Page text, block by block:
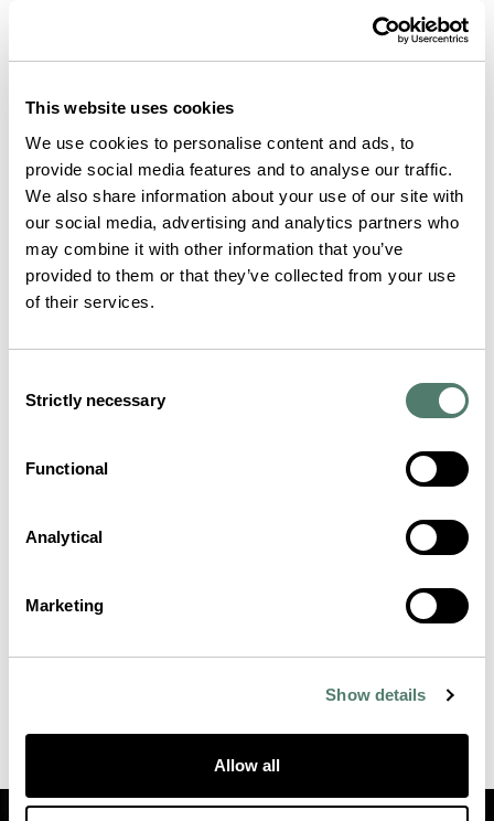
This website uses cookies
We use cookies to personalise content and ads, to
provide social media features and to analyse our traffic.
We also share information about your use of our site with
our social media, advertising and analytics partners who
may combine it with other information that you’ve
provided to them or that they’ve collected from your use
of their services.
Selection
Strictly necessary
Functional
Analytical
Marketing
Show details
Allow all